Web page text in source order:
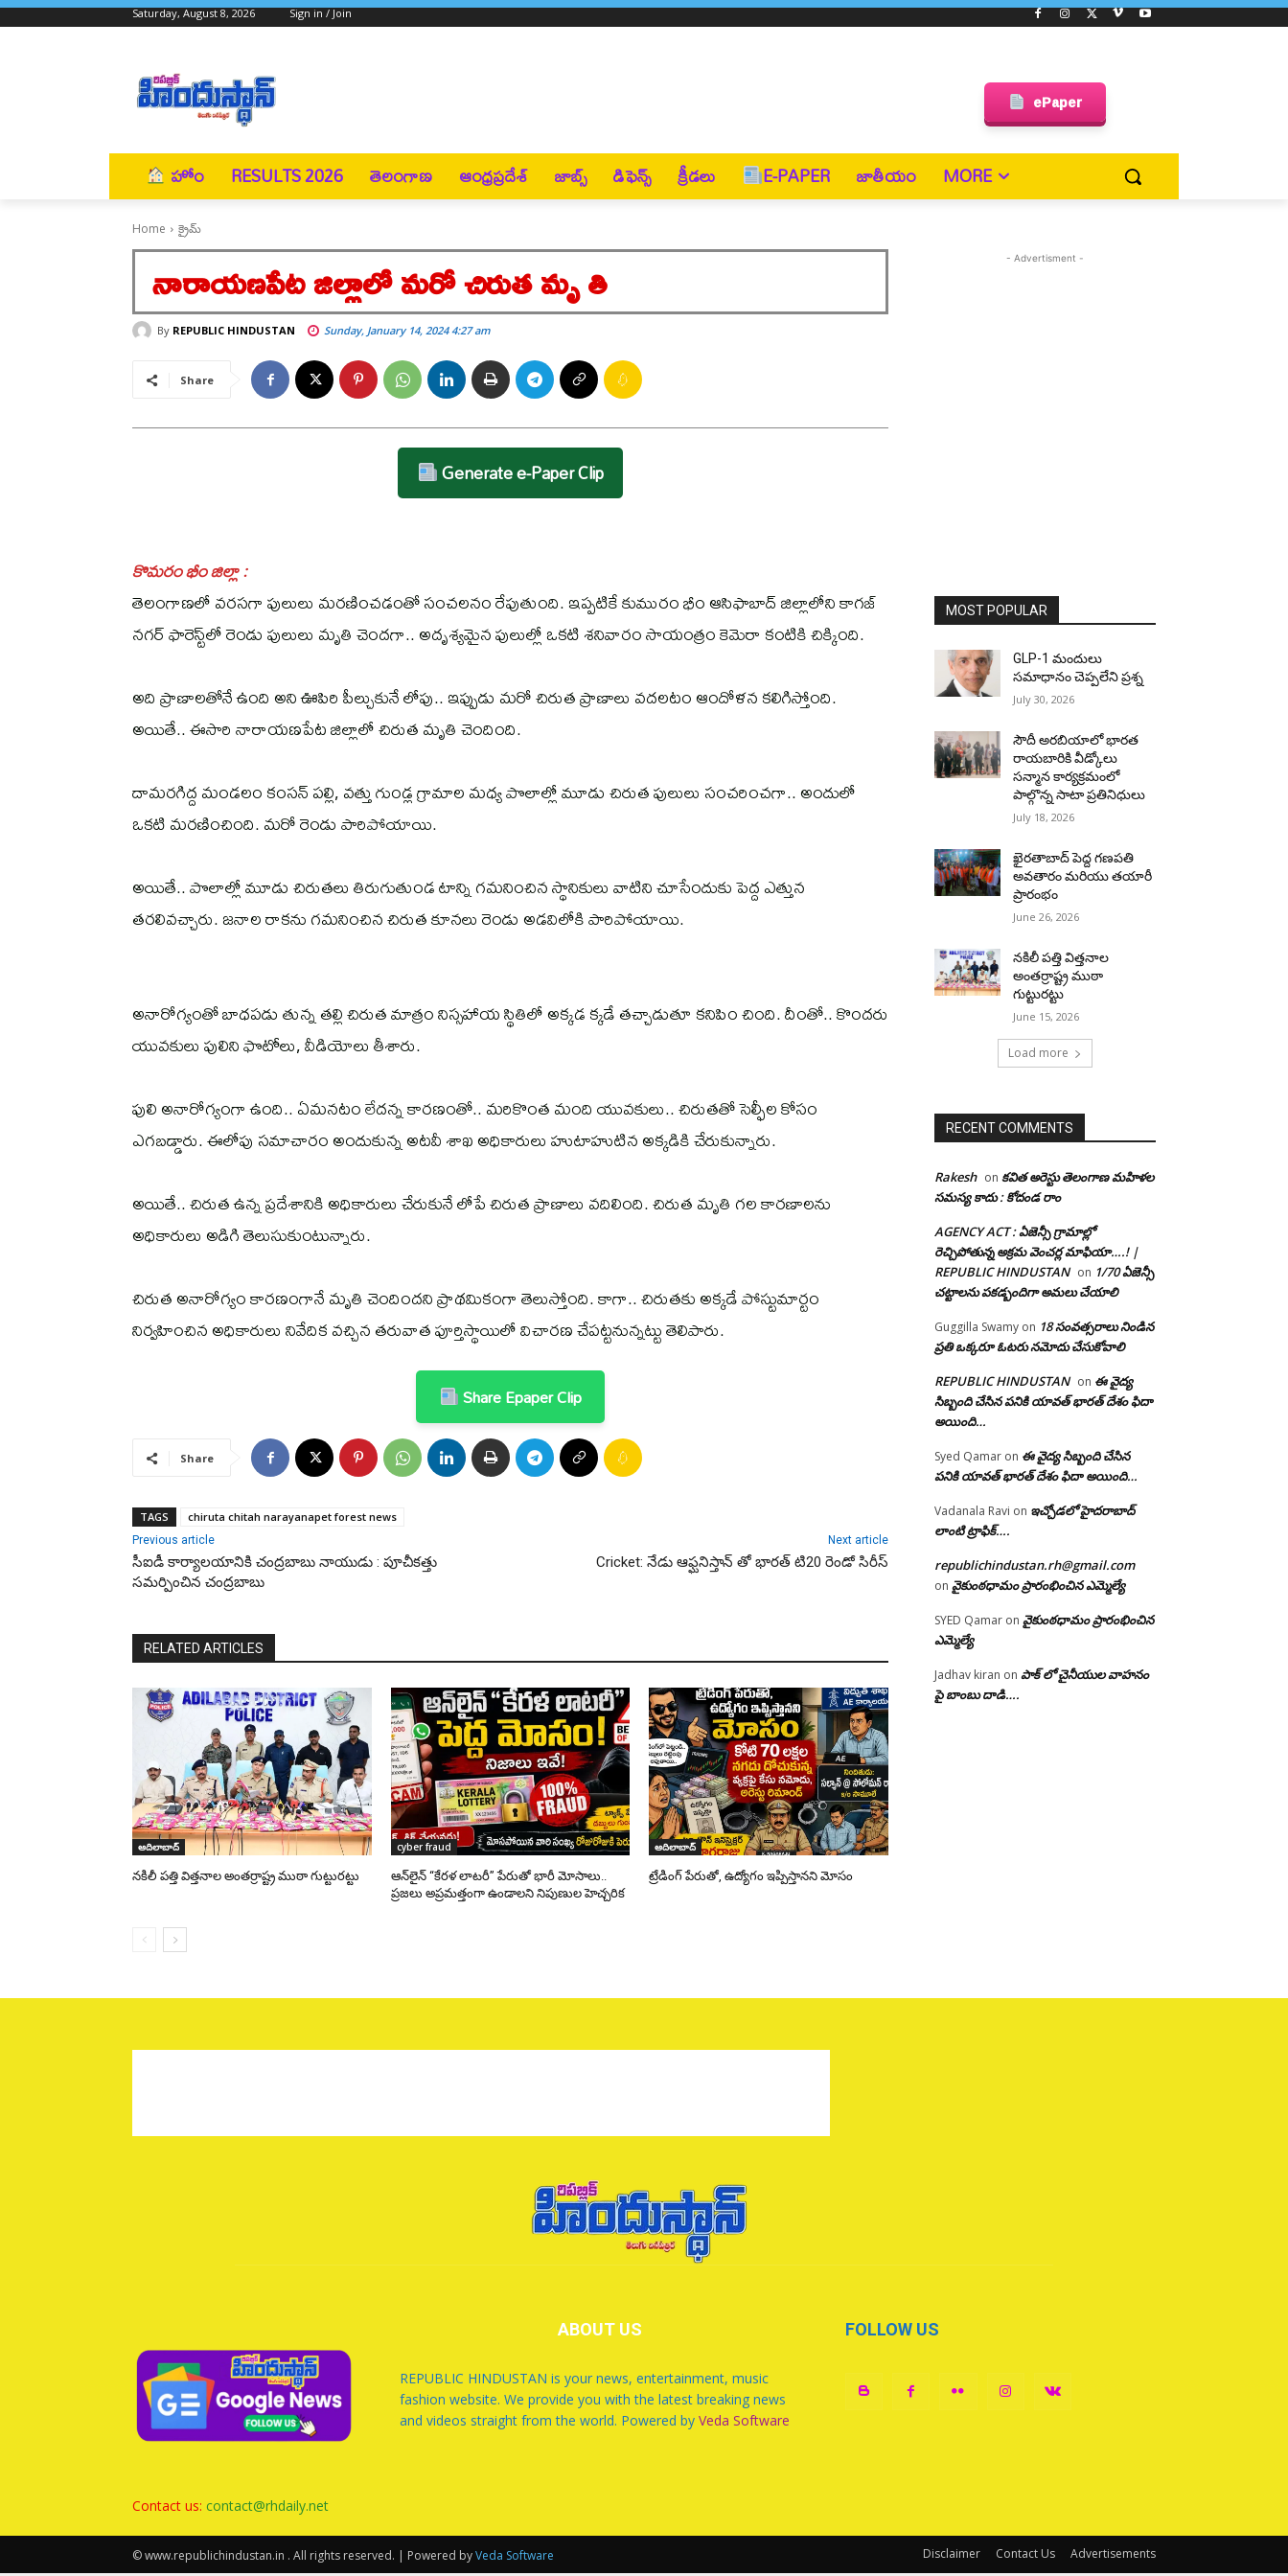
Saturday, August 8, 2026 Sign in / Join
ePaper
హోం RESULTS 2026 తెలంగాణ ఆంధ్రప్రదేశ్ జాబ్స్ డిఫెన్స్ క్రీడలు E-PAPER జాతీయం MORE
Home క్రైమ్
నారాయణపేట జిల్లాలో మరో చిరుత మృ తి
By REPUBLIC HINDUSTAN Sunday, January 14, 2024 4:27 am
Share
Generate e-Paper Clip
కొమరం భీం జిల్లా :
తెలంగాణలో వరసగా పులులు మరణించడంతో సంచలనం రేపుతుంది. ఇప్పటికే కుమురం భీం ఆసిఫాబాద్ జిల్లాలోని కాగజ్
నగర్ ఫారెస్ట్‌లో రెండు పులులు మృతి చెందగా.. అదృశ్యమైన పులుల్లో ఒకటి శనివారం సాయంత్రం కెమెరా కంటికి చిక్కింది.
అది ప్రాణాలతోనే ఉంది అని ఊపిరి పీల్చుకునే లోపు.. ఇప్పుడు మరో చిరుత ప్రాణాలు వదలటం ఆందోళన కలిగిస్తోంది.
అయితే.. ఈసారి నారాయణపేట జిల్లాలో చిరుత మృతి చెందింది.
దామరగిద్ద మండలం కంసన్ పల్లి, వత్తు గుండ్ల గ్రామాల మధ్య పొలాల్లో మూడు చిరుత పులులు సంచరించగా.. అందులో
ఒకటి మరణించింది. మరో రెండు పారిపోయాయి.
అయితే.. పొలాల్లో మూడు చిరుతలు తిరుగుతుండ టాన్ని గమనించిన స్థానికులు వాటిని చూసేందుకు పెద్ద ఎత్తున
తరలివచ్చారు. జనాల రాకను గమనించిన చిరుత కూనలు రెండు అడవిలోకి పారిపోయాయి.
అనారోగ్యంతో బాధపడు తున్న తల్లి చిరుత మాత్రం నిస్సహాయ స్థితిలో అక్కడ క్కడే తచ్చాడుతూ కనిపిం చింది. దీంతో.. కొందరు
యువకులు పులిని ఫొటోలు, వీడియోలు తీశారు.
పులి అనారోగ్యంగా ఉంది.. ఏమనటం లేదన్న కారణంతో.. మరికొంత మంది యువకులు.. చిరుతతో సెల్ఫీల కోసం
ఎగబడ్డారు. ఈలోపు సమాచారం అందుకున్న అటవీ శాఖ అధికారులు హుటాహుటిన అక్కడికి చేరుకున్నారు.
అయితే.. చిరుత ఉన్న ప్రదేశానికి అధికారులు చేరుకునే లోపే చిరుత ప్రాణాలు వదిలింది. చిరుత మృతి గల కారణాలను
అధికారులు అడిగి తెలుసుకుంటున్నారు.
చిరుత అనారోగ్యం కారణంగానే మృతి చెందిందని ప్రాథమికంగా తెలుస్తోంది. కాగా.. చిరుతకు అక్కడే పోస్టుమార్టం
నిర్వహించిన అధికారులు నివేదిక వచ్చిన తరువాత పూర్తిస్థాయిలో విచారణ చేపట్టనున్నట్టు తెలిపారు.
Share Epaper Clip
Share
TAGS chiruta chitah narayanapet forest news
Previous article
సీఐడీ కార్యాలయానికి చంద్రబాబు నాయుడు : పూచీకత్తు
సమర్పించిన చంద్రబాబు
Next article
Cricket: నేడు ఆఫ్ఘనిస్తాన్ తో భారత్ టి20 రెండో సిరీస్
RELATED ARTICLES
ఆదిలాబాద్
నకిలీ పత్తి విత్తనాల అంతర్రాష్ట్ర ముఠా గుట్టురట్టు
cyber fraud
ఆన్‌లైన్ “కేరళ లాటరీ” పేరుతో భారీ మోసాలు..
ప్రజలు అప్రమత్తంగా ఉండాలని నిపుణుల హెచ్చరిక
ఆదిలాబాద్
ట్రేడింగ్ పేరుతో, ఉద్యోగం ఇప్పిస్తానని మోసం
- Advertisment -
MOST POPULAR
GLP-1 మందులు
సమాధానం చెప్పలేని ప్రశ్న
July 30, 2026
సౌదీ అరబియాలో భారత
రాయబారికి వీడ్కోలు
సన్మాన కార్యక్రమంలో
పాల్గొన్న సాటా ప్రతినిధులు
July 18, 2026
ఖైరతాబాద్ పెద్ద గణపతి
అవతారం మరియు తయారీ
ప్రారంభం
June 26, 2026
నకిలీ పత్తి విత్తనాల
అంతర్రాష్ట్ర ముఠా
గుట్టురట్టు
June 15, 2026
Load more
RECENT COMMENTS
Rakesh on కవిత అరెస్టు తెలంగాణ మహిళల
సమస్య కాదు : కోదండ రాం
AGENCY ACT : ఏజెన్సీ గ్రామాల్లో
రెచ్చిపోతున్న అక్రమ వెంచర్ల మాఫియా….! |
REPUBLIC HINDUSTAN on 1/70 ఏజెన్సీ
చట్టాలను పకడ్బందిగా అమలు చేయాలి
Guggilla Swamy on 18 సంవత్సరాలు నిండిన
ప్రతి ఒక్కరూ ఓటరు నమోదు చేసుకోవాలి
REPUBLIC HINDUSTAN on ఈ వైద్య
సిబ్బంది చేసిన పనికి యావత్ భారత్ దేశం ఫిదా
అయింది…
Syed Qamar on ఈ వైద్య సిబ్బంది చేసిన
పనికి యావత్ భారత్ దేశం ఫిదా అయింది…
Vadanala Ravi on ఇచ్చోడలో హైదరాబాద్
లాంటి ట్రాఫిక్….
republichindustan.rh@gmail.com
on వైకుంఠధామం ప్రారంభించిన ఎమ్మెల్యే
SYED Qamar on వైకుంఠధామం ప్రారంభించిన
ఎమ్మెల్యే
Jadhav kiran on పాక్ లో చైనీయుల వాహనం
పై బాంబు దాడి….
ABOUT US
REPUBLIC HINDUSTAN is your news, entertainment, music
fashion website. We provide you with the latest breaking news
and videos straight from the world. Powered by Veda Software
FOLLOW US
Contact us: contact@rhdaily.net
© www.republichindustan.in . All rights reserved. | Powered byVeda Software Disclaimer Contact Us Advertisements